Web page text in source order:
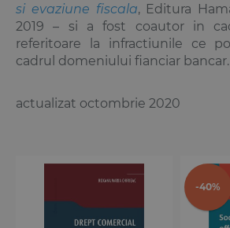
si evaziune fiscala, Editura
2019 – si a fost coautor in
referitoare la infractiunile ce
cadrul domeniului fianciar bancar.
actualizat octombrie 2020
-40%